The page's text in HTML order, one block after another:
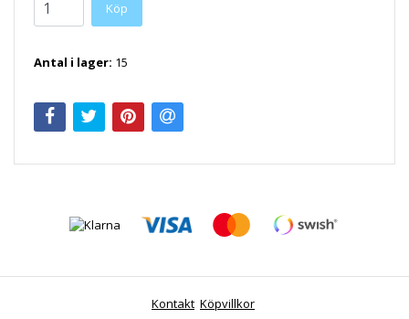
Antal i lager: 15
Kontakt Köpvillkor